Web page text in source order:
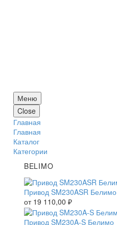
Меню
Close
Главная
Главная
Каталог
Категории
BELIMO
Привод SM230ASR Белимо
от 19 110,00 ₽
Привод SM230A-S Белимо